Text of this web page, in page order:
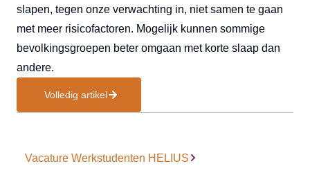
slapen, tegen onze verwachting in, niet samen te gaan
met meer risicofactoren. Mogelijk kunnen sommige
bevolkingsgroepen beter omgaan met korte slaap dan
andere.
Volledig artikel
Vacature Werkstudenten HELIUS